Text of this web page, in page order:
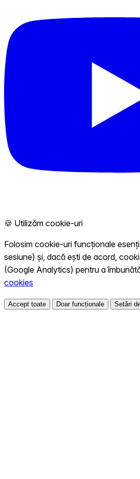
🍪 Utilizăm cookie-uri
Folosim cookie-uri funcționale
sesiune) și, dacă ești de acord,
(Google Analytics) pentru a
cookies
Accept toate Doar funcționale Setări